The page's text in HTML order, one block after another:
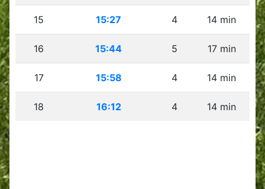
15 15:27 4 14 min
16 15:44 5 17 min
17 15:58 4 14 min
18 16:12 4 14 min